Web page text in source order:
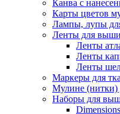
Канва с
Карты цветов
Лампы, лупы
Ленты для
Ленты
Ленты
Ленты
Маркеры для
Мулине
Наборы для
Dimensions